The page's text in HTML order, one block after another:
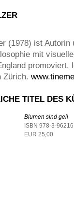
(1978) ist
mit
promoviert,
Zürich.
TITEL DES
Blumen sind geil
ISBN 978-3-
EUR 25,00